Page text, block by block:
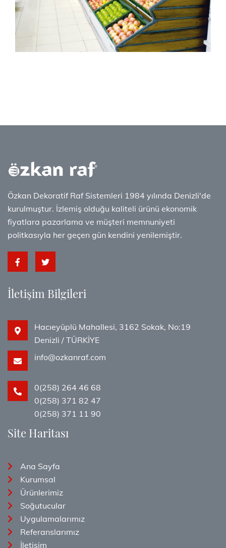
Özkan Dekoratif Raf Sistemleri 1984 yılında Denizli'de
kurulmuştur. İzlemiş olduğu kaliteli ürünü ekonomik
fiyatlara pazarlama ve müşteri memnuniyeti
politkasıyla her geçen gün kendini yenilemiştir.
İletişim Bilgileri
Hacıeyüplü Mahallesi, 3162 Sokak, No:19
Denizli / TÜRKİYE
info@ozkanraf.com
0(258) 264 46 68
0(258) 371 82 47
0(258) 371 11 90
Site Haritası
Ana Sayfa
Kurumsal
Ürünlerimiz
Soğutucular
Uygulamalarımız
Referanslarımız
İletişim